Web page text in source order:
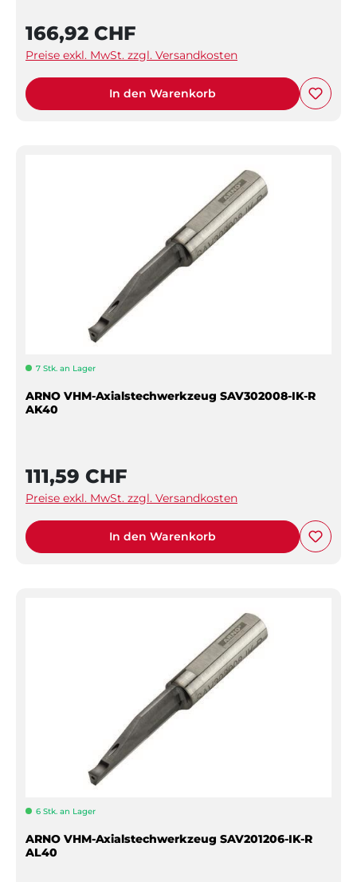
166,92 CHF
Preise exkl. MwSt. zzgl. Versandkosten
In den Warenkorb
7 Stk. an Lager
ARNO VHM-Axialstechwerkzeug SAV302008-IK-R
AK40
111,59 CHF
Preise exkl. MwSt. zzgl. Versandkosten
In den Warenkorb
6 Stk. an Lager
ARNO VHM-Axialstechwerkzeug SAV201206-IK-R
AL40